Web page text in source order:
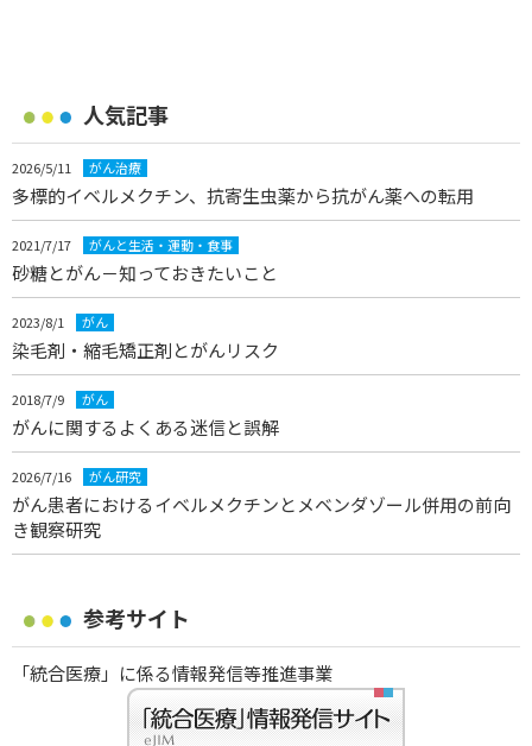
人気記事
2026/5/11 がん治療
多標的イベルメクチン、抗寄生虫薬から抗がん薬への転用
2021/7/17 がんと生活・運動・食事
砂糖とがん－知っておきたいこと
2023/8/1 がん
染毛剤・縮毛矯正剤とがんリスク
2018/7/9 がん
がんに関するよくある迷信と誤解
2026/7/16 がん研究
がん患者におけるイベルメクチンとメベンダゾール併用の前向
き観察研究
参考サイト
「統合医療」に係る情報発信等推進事業